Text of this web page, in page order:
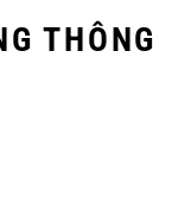
THÔNG
Cang Kinh Tông